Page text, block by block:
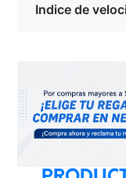
Indice de